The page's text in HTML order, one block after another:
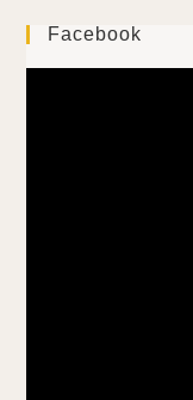
Facebook